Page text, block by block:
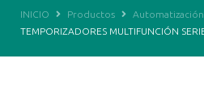
INICIO Productos
Automatización
TEMPORIZADORES MULTIFUNCIÓN